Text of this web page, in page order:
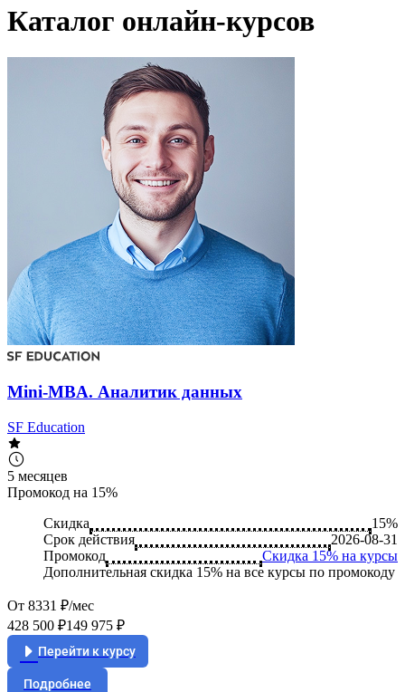
Каталог онлайн-курсов
Mini-MBA. Аналитик данных
SF Education
5 месяцев
Промокод на 15%
Скидка
15%
Срок действия
2026-08-31
Промокод
Скидка 15% на курсы
Дополнительная скидка 15% на все курсы по промокоду
От 8331 ₽/мес
428 500 ₽149 975 ₽
Перейти к курсу
Подробнее